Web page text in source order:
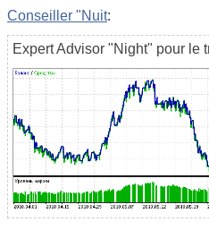
Conseiller "Nuit:
Expert Advisor "Night" pour le